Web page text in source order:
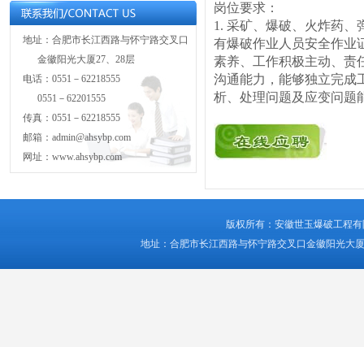
地址：合肥市长江西路与怀宁路交叉口
金徽阳光大厦27、28层
电话：0551－62218555
0551－62201555
传真：0551－62218555
邮箱：admin@ahsybp.com
网址：www.ahsybp.com
岗位要求：
1. 采矿、爆破、火炸药、
有爆破作业人员安全作业
素养、工作积极主动、责
沟通能力，能够独立完成
析、处理问题及应变问题
版权所有：安徽世玉爆破工程
地址：合肥市长江西路与怀宁路交叉口金徽阳光大